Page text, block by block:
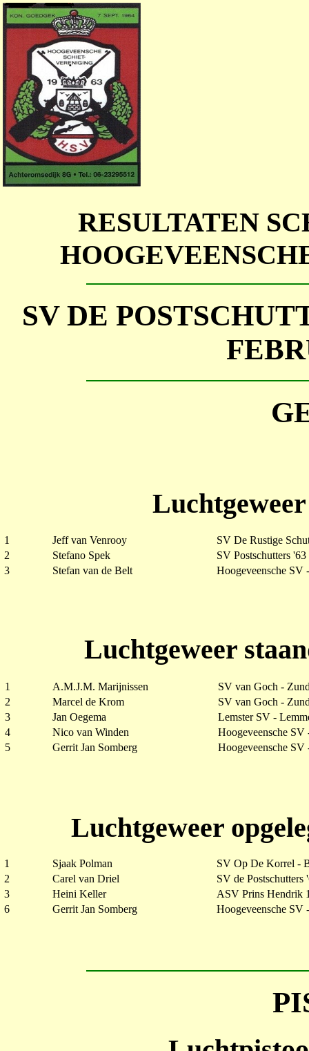
RESULTATEN
SV DE
1 Jeff van Venrooy
SV De Rustige
2
Stefano Spek
SV Postschutters
3
Stefan van de Belt Hoogeveensche SV
Luchtgeweer
1 A.M.J.M. Marijnissen
SV van Goch -
2
Marcel de Krom
SV van Goch -
3
Jan Oegema
Lemster SV -
4
Nico van Winden
Hoogeveensche SV
5
Gerrit Jan Somberg Hoogeveensche SV
Luchtgeweer
1 Sjaak Polman
SV Op De Korrel -
2
Carel van Driel
SV de Postschutters
3
Heini Keller
ASV Prins Hendrik
6
Gerrit Jan Somberg Hoogeveensche SV